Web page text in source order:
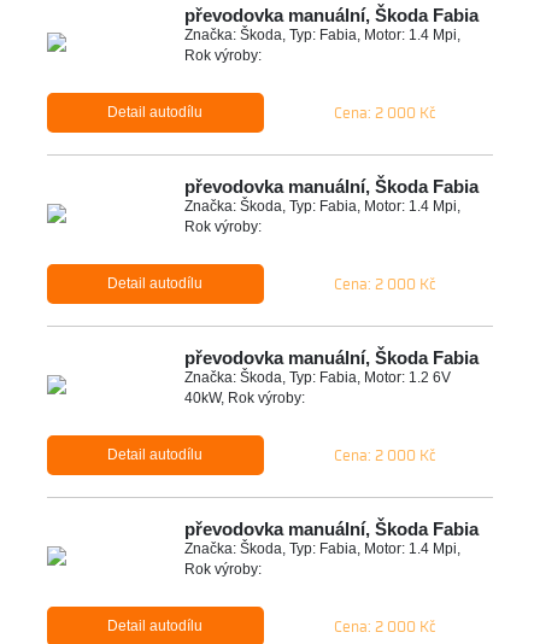
převodovka manuální, Škoda Fabia
Značka: Škoda, Typ: Fabia, Motor: 1.4 Mpi,
Rok výroby:
Detail autodílu Cena: 2 000 Kč
převodovka manuální, Škoda Fabia
Značka: Škoda, Typ: Fabia, Motor: 1.4 Mpi,
Rok výroby:
Detail autodílu Cena: 2 000 Kč
převodovka manuální, Škoda Fabia
Značka: Škoda, Typ: Fabia, Motor: 1.2 6V
40kW, Rok výroby:
Detail autodílu Cena: 2 000 Kč
převodovka manuální, Škoda Fabia
Značka: Škoda, Typ: Fabia, Motor: 1.4 Mpi,
Rok výroby:
Detail autodílu Cena: 2 000 Kč